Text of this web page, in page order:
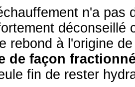
n'a pas
déconseillé
rebond à l'origine
de façon
fin de rester